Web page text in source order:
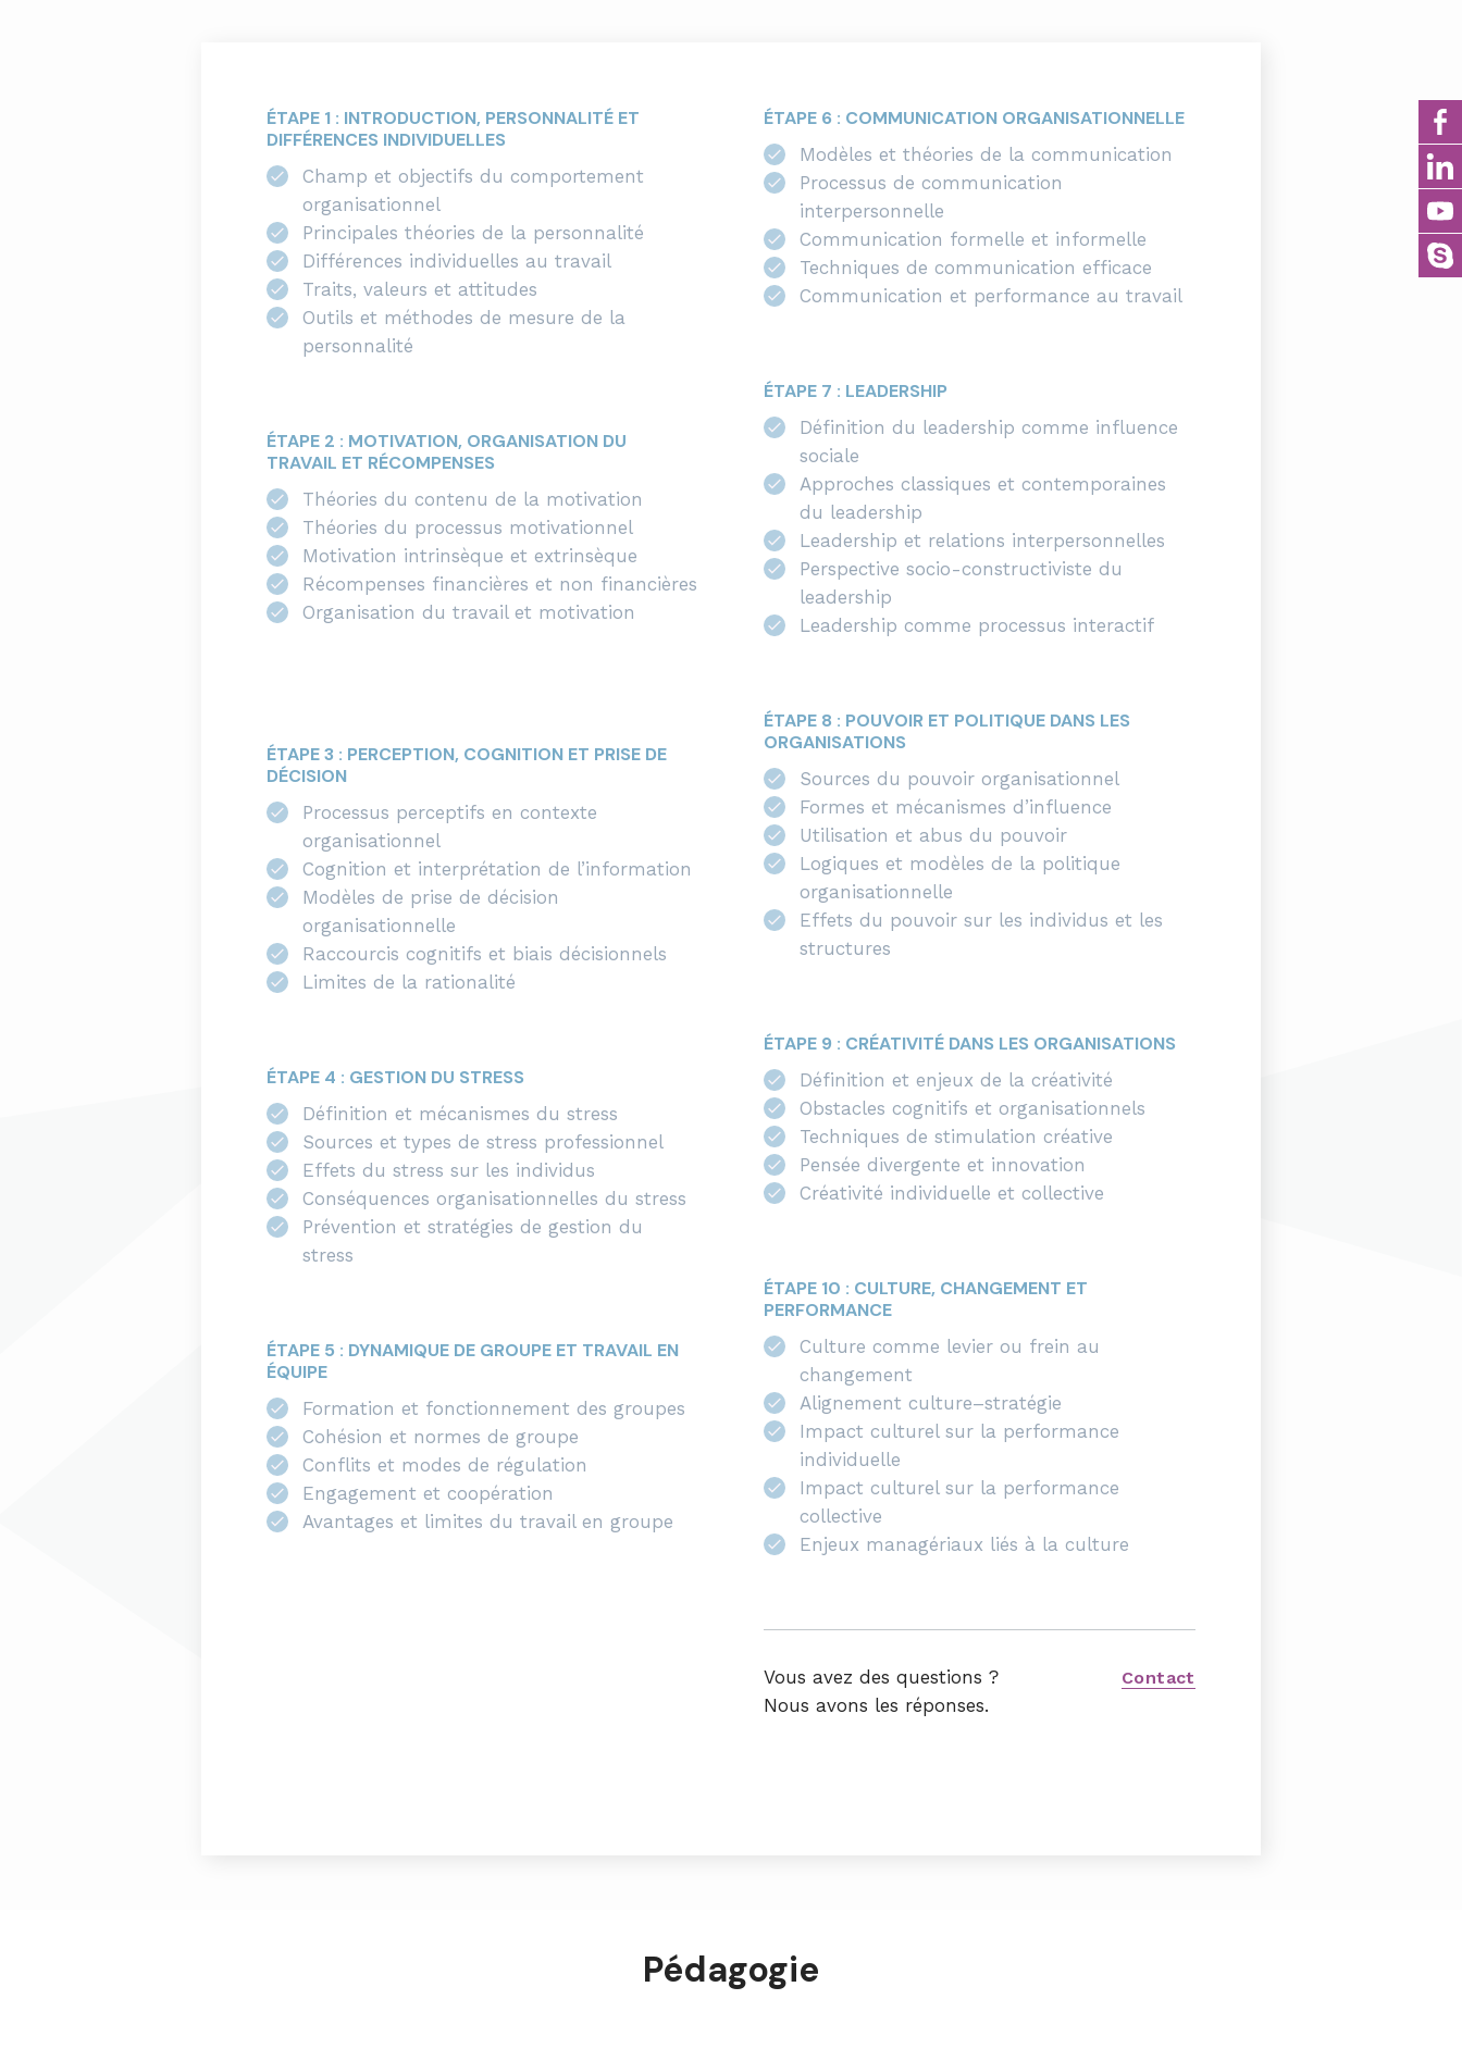
ÉTAPE 1 : INTRODUCTION, PERSONNALITÉ ET
DIFFÉRENCES INDIVIDUELLES
Champ et objectifs du comportement
organisationnel
Principales théories de la personnalité
Différences individuelles au travail
Traits, valeurs et attitudes
Outils et méthodes de mesure de la
personnalité
ÉTAPE 2 : MOTIVATION, ORGANISATION DU
TRAVAIL ET RÉCOMPENSES
Théories du contenu de la motivation
Théories du processus motivationnel
Motivation intrinsèque et extrinsèque
Récompenses financières et non financières
Organisation du travail et motivation
ÉTAPE 3 : PERCEPTION, COGNITION ET PRISE DE
DÉCISION
Processus perceptifs en contexte
organisationnel
Cognition et interprétation de l’information
Modèles de prise de décision
organisationnelle
Raccourcis cognitifs et biais décisionnels
Limites de la rationalité
ÉTAPE 4 : GESTION DU STRESS
Définition et mécanismes du stress
Sources et types de stress professionnel
Effets du stress sur les individus
Conséquences organisationnelles du stress
Prévention et stratégies de gestion du
stress
ÉTAPE 5 : DYNAMIQUE DE GROUPE ET TRAVAIL EN
ÉQUIPE
Formation et fonctionnement des groupes
Cohésion et normes de groupe
Conflits et modes de régulation
Engagement et coopération
Avantages et limites du travail en groupe
ÉTAPE 6 : COMMUNICATION ORGANISATIONNELLE
Modèles et théories de la communication
Processus de communication
interpersonnelle
Communication formelle et informelle
Techniques de communication efficace
Communication et performance au travail
ÉTAPE 7 : LEADERSHIP
Définition du leadership comme influence
sociale
Approches classiques et contemporaines
du leadership
Leadership et relations interpersonnelles
Perspective socio-constructiviste du
leadership
Leadership comme processus interactif
ÉTAPE 8 : POUVOIR ET POLITIQUE DANS LES
ORGANISATIONS
Sources du pouvoir organisationnel
Formes et mécanismes d’influence
Utilisation et abus du pouvoir
Logiques et modèles de la politique
organisationnelle
Effets du pouvoir sur les individus et les
structures
ÉTAPE 9 : CRÉATIVITÉ DANS LES ORGANISATIONS
Définition et enjeux de la créativité
Obstacles cognitifs et organisationnels
Techniques de stimulation créative
Pensée divergente et innovation
Créativité individuelle et collective
ÉTAPE 10 : CULTURE, CHANGEMENT ET
PERFORMANCE
Culture comme levier ou frein au
changement
Alignement culture–stratégie
Impact culturel sur la performance
individuelle
Impact culturel sur la performance
collective
Enjeux managériaux liés à la culture
Vous avez des questions ?
Nous avons les réponses.
Contact
Pédagogie